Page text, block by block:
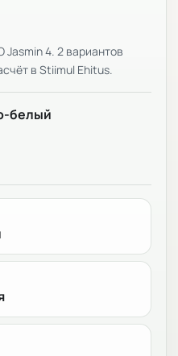
Jasmin 4. 2 вариантов
в Stiimul Ehitus.
белый